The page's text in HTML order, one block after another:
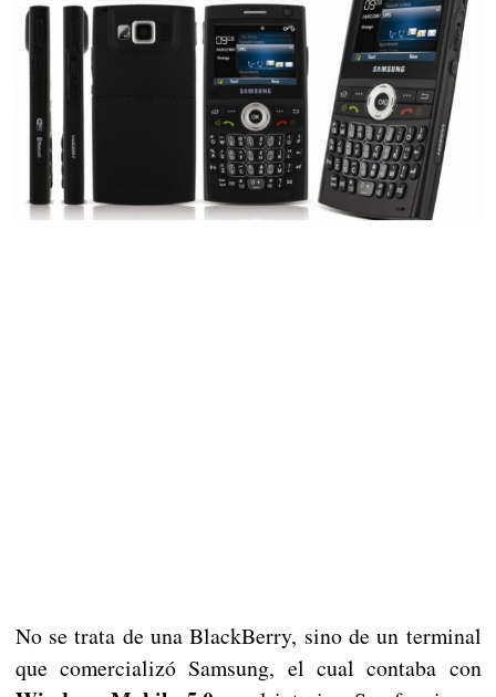
No se trata de una BlackBerry, sino de un terminal
que comercializó Samsung, el cual contaba con